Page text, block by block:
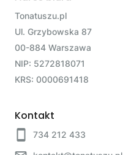
Tonatuszu.pl
Ul. Grzybowska 87
00-884 Warszawa
NIP: 5272818071
KRS: 0000691418
Kontakt
734 212 433